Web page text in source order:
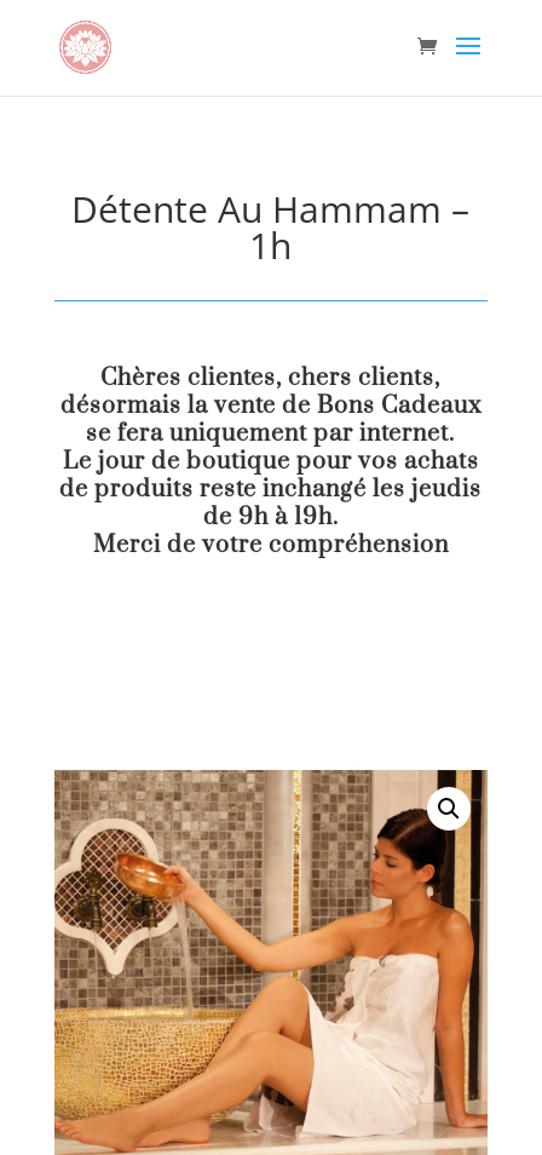
Détente Au Hammam –
1h
Chères clientes, chers clients,
désormais la vente de Bons Cadeaux
se fera uniquement par internet.
Le jour de boutique pour vos achats
de produits reste inchangé les jeudis
de 9h à 19h.
Merci de votre compréhension